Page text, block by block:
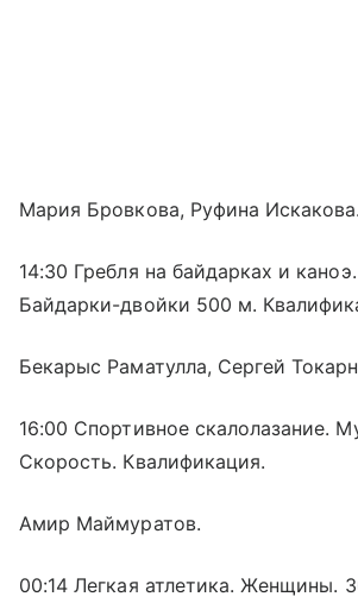
Мария Бровкова, Руфина Искакова.
14:30 Гребля на байдарках и
Байдарки-двойки 500 м.
Бекарыс Раматулла, Сергей
16:00 Спортивное скалолазание.
Скорость. Квалификация.
Амир Маймуратов.
00:14 Легкая атлетика. Женщины.